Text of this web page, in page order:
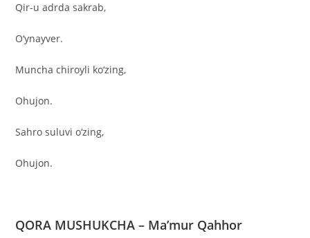
Qir-u adrda sakrab,
O‘ynayver.
Muncha chiroyli ko‘zing,
Ohujon.
Sahro suluvi o‘zing,
Ohujon.
QORA MUSHUKCHA – Ma’mur Qahhor